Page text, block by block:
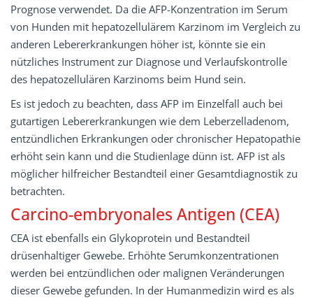
Prognose verwendet. Da die AFP-Konzentration im Serum
von Hunden mit hepatozellulärem Karzinom im Vergleich zu
anderen Lebererkrankungen höher ist, könnte sie ein
nützliches Instrument zur Diagnose und Verlaufskontrolle
des hepatozellulären Karzinoms beim Hund sein.
Es ist jedoch zu beachten, dass AFP im Einzelfall auch bei
gutartigen Lebererkrankungen wie dem Leberzelladenom,
entzündlichen Erkrankungen oder chronischer Hepatopathie
erhöht sein kann und die Studienlage dünn ist. AFP ist als
möglicher hilfreicher Bestandteil einer Gesamtdiagnostik zu
betrachten.
Carcino-embryonales Antigen (CEA)
CEA ist ebenfalls ein Glykoprotein und Bestandteil
drüsenhaltiger Gewebe. Erhöhte Serumkonzentrationen
werden bei entzündlichen oder malignen Veränderungen
dieser Gewebe gefunden. In der Humanmedizin wird es als